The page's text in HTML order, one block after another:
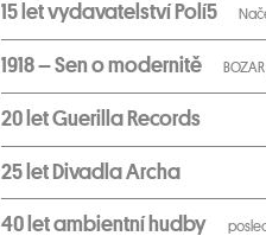
15 let vydavatelství Polí5
1918 – Sen o modernitě
20 let Guerilla Records
25 let Divadla Archa
40 let ambientní hudby